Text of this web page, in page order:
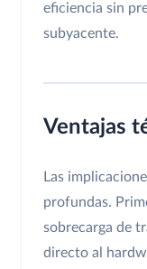
eficiencia sin
subyacente.
Ventajas
Las
profundas.
sobrecarga de
directo al